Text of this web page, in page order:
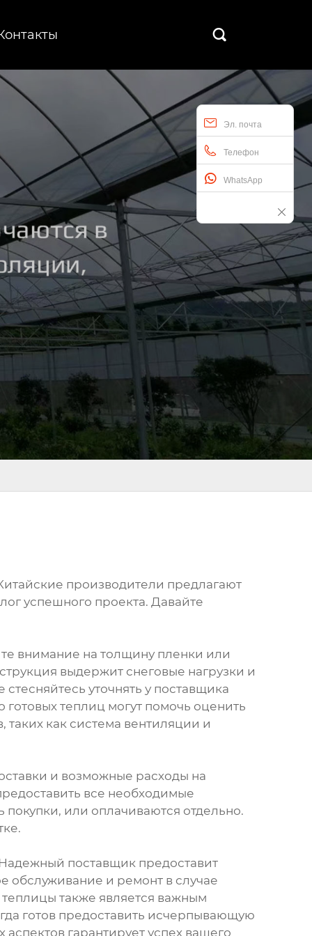

Эл. почта
Телефон
WhatsApp
производители предлагают
успешного проекта. Давайте
внимание на толщину пленки или
выдержит снеговые нагрузки и
уточнять у поставщика
теплиц могут помочь оценить
как система вентиляции и
и возможные расходы на
все необходимые
или оплачиваются отдельно.
поставщик предоставит
обслуживание и ремонт в случае
также является важным
готов предоставить исчерпывающую
гарантирует успех вашего